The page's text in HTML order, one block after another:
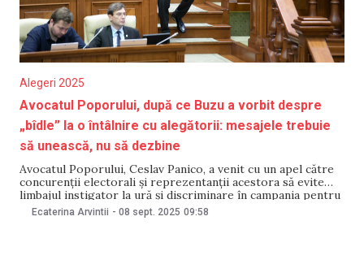
Alegeri 2025
Avocatul Poporului, după ce Buzu a vorbit despre
„bîdle” la o întâlnire cu alegătorii: mesajele trebuie
să unească, nu să dezbine
Avocatul Poporului, Ceslav Panico, a venit cu un apel către
concurenții electorali și reprezentanții acestora să evite
limbajul instigator la ură și discriminare în campania pentru
parlamentare. Ombudsmanul susține că discursurile politice
trebuie să rămână în limitele respectului față de alegători și
Ecaterina Arvintii - 08 sept. 2025 09:58